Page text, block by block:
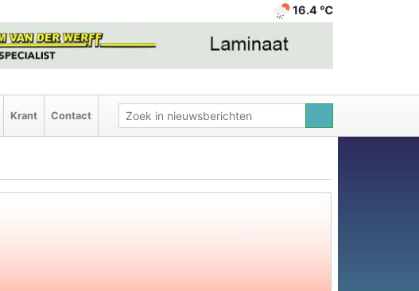
16.4 ℃
Krant Contact